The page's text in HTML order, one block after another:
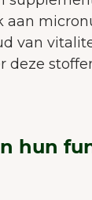
aan
van
deze
hun